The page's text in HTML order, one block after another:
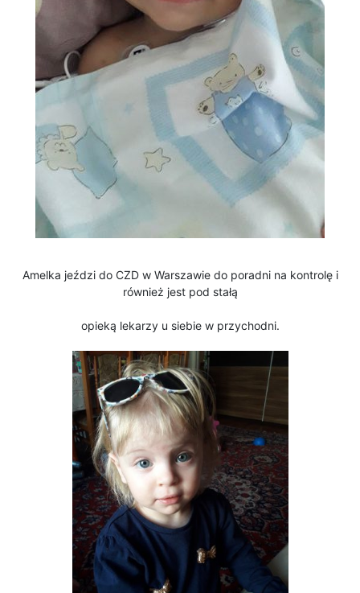
Amelka jeździ do CZD w Warszawie do poradni na kontrolę i
również jest pod stałą
opieką lekarzy u siebie w przychodni.